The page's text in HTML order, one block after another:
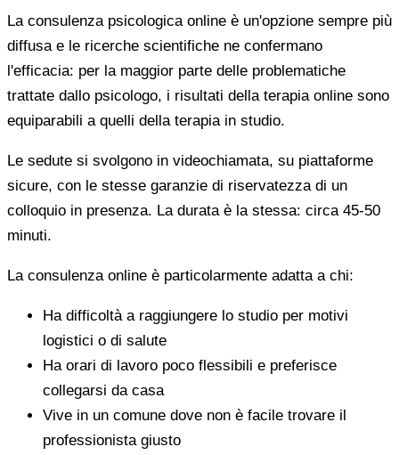
La consulenza psicologica online è un'opzione sempre più
diffusa e le ricerche scientifiche ne confermano
l'efficacia: per la maggior parte delle problematiche
trattate dallo psicologo, i risultati della terapia online sono
equiparabili a quelli della terapia in studio.
Le sedute si svolgono in videochiamata, su piattaforme
sicure, con le stesse garanzie di riservatezza di un
colloquio in presenza. La durata è la stessa: circa 45-50
minuti.
La consulenza online è particolarmente adatta a chi:
Ha difficoltà a raggiungere lo studio per motivi
logistici o di salute
Ha orari di lavoro poco flessibili e preferisce
collegarsi da casa
Vive in un comune dove non è facile trovare il
professionista giusto